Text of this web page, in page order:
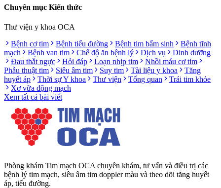
Chuyên mục Kiến thức
Thư viện y khoa OCA
Bệnh cơ tim
Bệnh tiểu đường Bệnh tim bẩm sinh
Bệnh tĩnh
mạch
Bệnh van tim Chế độ ăn bệnh lý Dịch vụ
Dinh dưỡng
Đau thắt ngực
Hỏi đáp Loạn nhịp tim
Nhồi máu cơ tim
Phẫu thuật tim
Siêu âm tim Suy tim Tài liệu y khoa
Tăng
huyết áp
Thời sự Y khoa Thư viện Tổng quan
Trái tim khỏe
Xơ vữa động mạch
Xem tất cả bài viết
Phòng khám Tim mạch OCA chuyên khám, tư vấn và điều trị các
bệnh lý tim mạch, siêu âm tim doppler màu và theo dõi tăng huyết
áp, tiểu đường.